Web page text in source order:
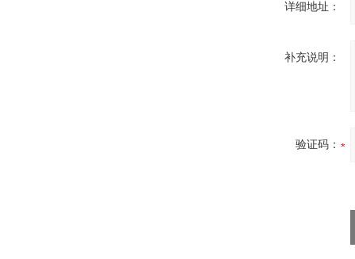
详细地址：
补充说明：
验证码：